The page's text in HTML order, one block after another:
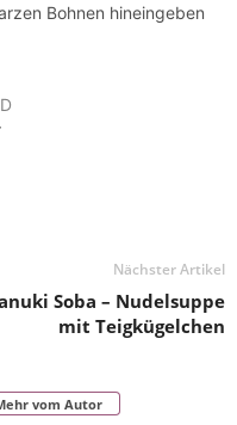
Bohnen hineingeben
Nächster Artikel
Soba – Nudelsuppe
mit Teigkügelchen
vom Autor